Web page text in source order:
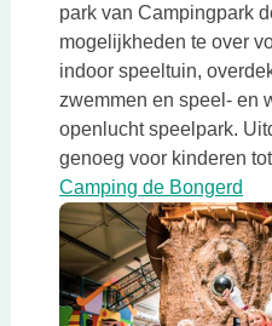
park van Campingpark
mogelijkheden te over
indoor speeltuin,
zwemmen en speel- en
openlucht speelpark.
genoeg voor kinderen
Camping de Bongerd